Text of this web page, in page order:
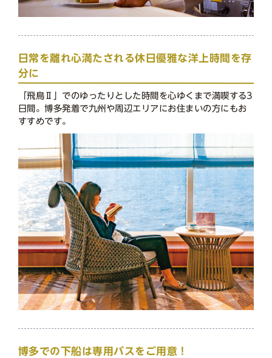
日常を離れ心満たされる休日優雅な洋上時間を存
分に
「飛鳥Ⅱ」でのゆったりとした時間を心ゆくまで満喫する3
日間。博多発着で九州や周辺エリアにお住まいの方にもお
すすめです。
博多での下船は専用バスをご用意！